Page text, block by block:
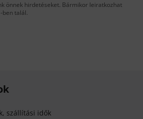
önnek hirdetéseket. Bármikor leiratkozhat
-ben talál.
szállítási idők